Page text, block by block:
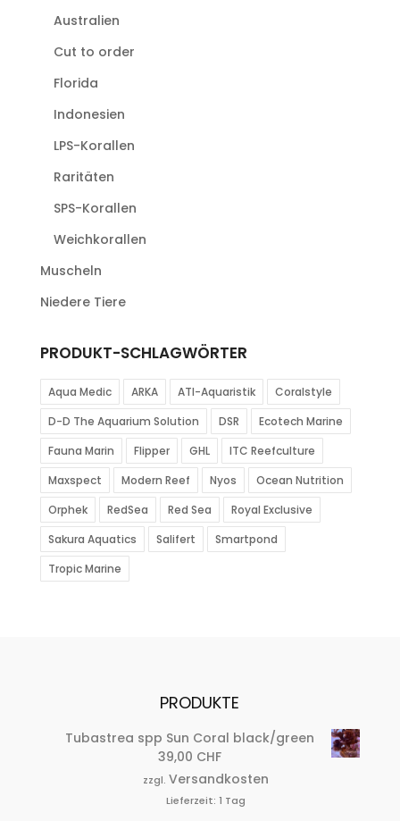
Australien
Cut to order
Florida
Indonesien
LPS-Korallen
Raritäten
SPS-Korallen
Weichkorallen
Muscheln
Niedere Tiere
PRODUKT-SCHLAGWÖRTER
Aqua Medic ARKA ATI-Aquaristik
Coralstyle
D-D The Aquarium Solution
DSR
Ecotech Marine
Fauna Marin
Flipper GHL
ITC Reefculture
Maxspect
Modern Reef Nyos
Ocean Nutrition
Orphek
RedSea Red Sea
Royal Exclusive
Sakura Aquatics
Salifert
Smartpond
Tropic Marine
PRODUKTE
Tubastrea spp Sun Coral black/green
39,00 CHF
zzgl.Versandkosten
Lieferzeit:1 Tag